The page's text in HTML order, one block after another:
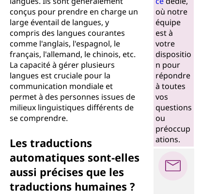
conçus pour prendre en charge un
large éventail de langues, y
compris des langues courantes
comme l'anglais, l'espagnol, le
français, l'allemand, le chinois, etc.
La capacité à gérer plusieurs
langues est cruciale pour la
communication mondiale et
permet à des personnes issues de
milieux linguistiques différents de
se comprendre.
Les traductions
automatiques sont-elles
aussi précises que les
traductions humaines ?
où notre
équipe
est à
votre
dispositio
n pour
répondre
à toutes
vos
questions
ou
préoccup
ations.